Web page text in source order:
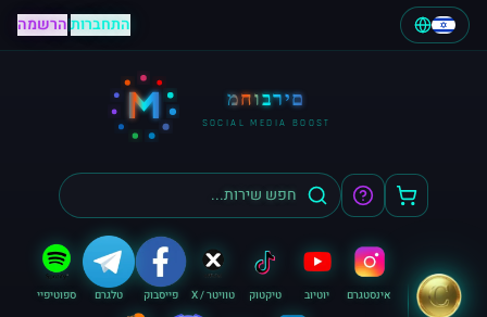
התחברות|הרשמה
M מחוברים
SOCIAL MEDIA BOOST
אינסטגרם יוטיוב טיקטוק טוויטר / X פייסבוק טלגרם ספוטיפיי